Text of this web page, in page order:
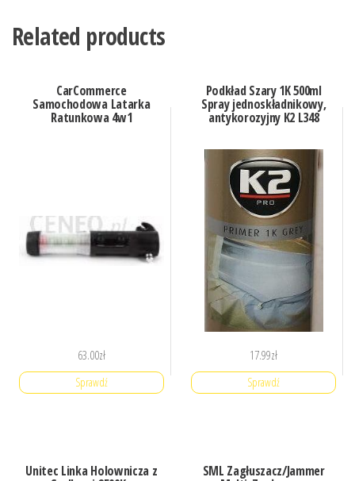
Related products
CarCommerce
Samochodowa Latarka
Ratunkowa 4w1
63.00zł
Sprawdź
Podkład Szary 1K 500ml
Spray jednoskładnikowy,
antykorozyjny K2 L348
17.99zł
Sprawdź
Unitec Linka Holownicza z SML Zagłuszacz/Jammer